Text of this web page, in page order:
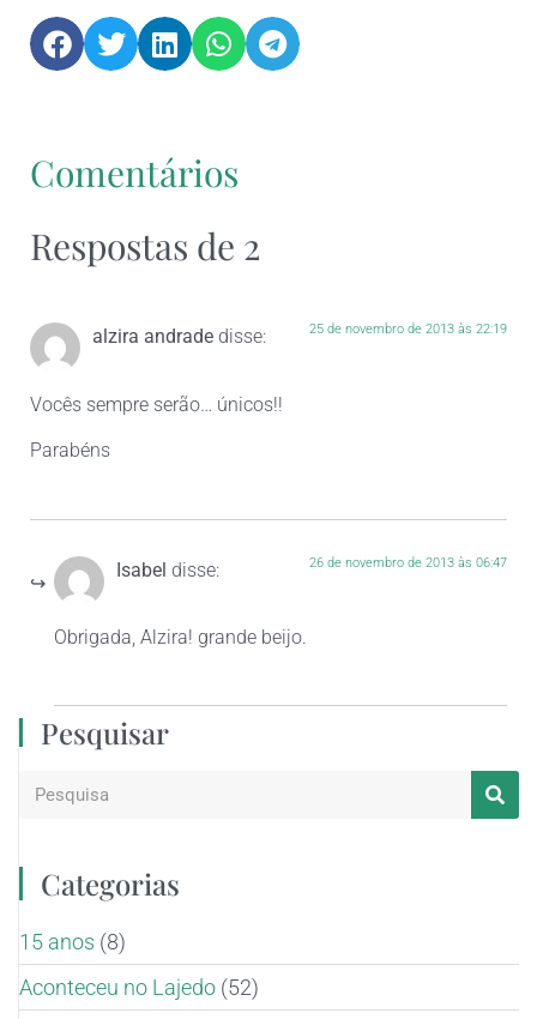
Comentários
Respostas de 2
alzira andrade disse: 25 de novembro de 2013 às 22:19
Vocês sempre serão… únicos!!
Parabéns
Isabel disse: 26 de novembro de 2013 às 06:47
Obrigada, Alzira! grande beijo.
Pesquisar
Categorias
15 anos (8)
Aconteceu no Lajedo (52)